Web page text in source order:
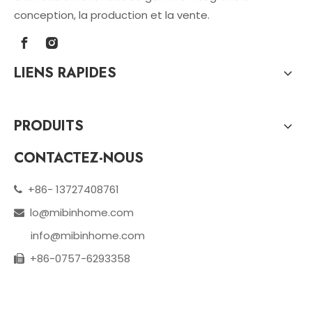
conception, la production et la vente.
LIENS RAPIDES
PRODUITS
CONTACTEZ-NOUS
 +86- 13727408761
 lo@mibinhome.com
info@mibinhome.com
 +86-0757-6293358